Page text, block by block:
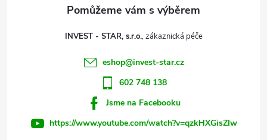
INVEST - STAR, s.r.o.
eshop@invest-star.cz
602 748 138
Jsme na Facebooku
https://www.youtube.com/watch?v=qzkHXGisZIw